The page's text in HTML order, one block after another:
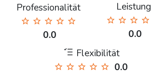
Professionalität
0.0
Leistung
0.0
Flexibilität
0.0